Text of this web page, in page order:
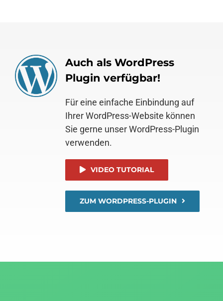
Auch als WordPress
Plugin verfügbar!
Für eine einfache Einbindung auf
Ihrer WordPress-Website können
Sie gerne unser WordPress-Plugin
verwenden.
VIDEO TUTORIAL
ZUM WORDPRESS-PLUGIN